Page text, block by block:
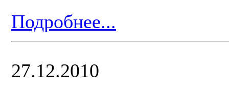
Подробнее...
27.12.2010